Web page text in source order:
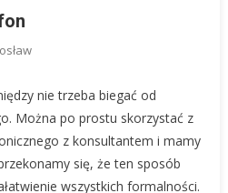
nie trzeba biegać od
Można po prostu skorzystać z
z konsultantem i mamy
się, że ten sposób
wszystkich formalności.